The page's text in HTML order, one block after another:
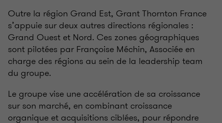
Outre la région Grand Est, Grant Thornton France
s’appuie sur deux autres directions régionales :
Grand Ouest et Nord. Ces zones géographiques
sont pilotées par Françoise Méchin, Associée en
charge des régions au sein de la leadership team
du groupe.
Le groupe vise une accélération de sa croissance
sur son marché, en combinant croissance
organique et acquisitions ciblées, pour répondre